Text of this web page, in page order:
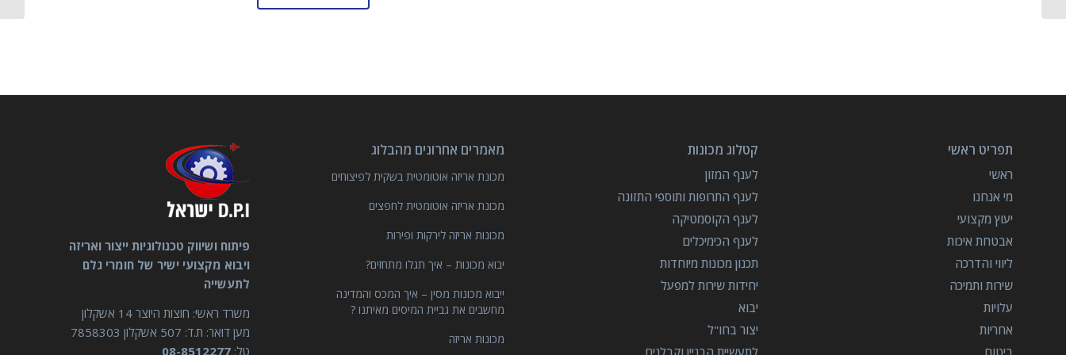
תפריט ראשי
ראשי
מי אנחנו
יעוץ מקצועי
אבטחת איכות
ליווי והדרכה
שירות ותמיכה
עלויות
אחריות
ביטוח
קטלוג מכונות
לענף המזון
לענף התרופות ותוספי התזונה
לענף הקוסמטיקה
לענף הכימיכלים
תכנון מכונות מיוחדות
יחידות שירות למפעל
יבוא
יצור בחו"ל
לתעשיית הבניין וקבלנים
מאמרים אחרונים מהבלוג
מכונת אריזה אוטומטית בשקית לפיצוחים
מכונת אריזה אוטומטית לחפצים
מכונות אריזה לירקות ופירות
יבוא מכונות – איך תגלו מתחזים?
ייבוא מכונות מסין – איך המכס והמדינה
מחשבים את גביית המיסים מאיתנו ?
מכונות אריזה
פיתוח ושיווק טכנולוגיות ייצור ואריזה
ויבוא מקצועי ישיר של חומרי גלם
לתעשייה
משרד ראשי: חוצות היוצר 14 אשקלון
מען דואר: ת.ד: 507 אשקלון 7858303
טל: 08-8512277